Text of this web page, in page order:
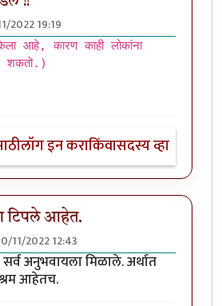
2022 19:19
आहे, कारण काही लोकांना
शकतो.)
लॉग इन कराकिंवासदस्य व्हा
टिपले आहेत.
11/2022 12:43
अनुभवायला मिळाले. अर्थात
आहेतच.